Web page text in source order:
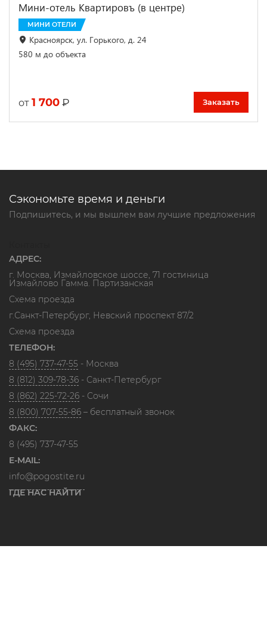
Мини-отель Квартировъ (в центре)
МИНИ ОТЕЛИ
Красноярск, ул. Горького, д. 24
580 м до объекта
от 1 700 ₽ Заказать
Сэкономьте время и деньги
Подпишитесь, и мы вышлем вам лучшие предложения
АДРЕС:
г. Москва, Измайловское шоссе, 71 гостиница
Измайлово Гамма. Партизанская
Схема проезда
г.Санкт-Петербург, Невский проспект 87/2
Схема проезда
ТЕЛЕФОН:
8 (495) 737-47-55 - Москва
8 (812) 309-78-36 - Санкт-Петербург
8 (862) 225-72-26 - Сочи
8 (800) 707-55-86 – бесплатный звонок
ФАКС:
8 (495) 737-47-55
E-MAIL:
info@pogostite.ru
ГДЕ НАС НАЙТИ